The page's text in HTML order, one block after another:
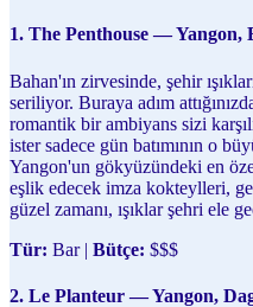
1. The Penthouse — Yangon,
Bahan'ın zirvesinde, şehir
seriliyor. Buraya adım
romantik bir ambiyans sizi
ister sadece gün batımının o
Yangon'un gökyüzündeki en
eşlik edecek imza kokteylleri,
güzel zamanı, ışıklar şehri ele
Tür: Bar | Bütçe: $$$
2. Le Planteur — Yangon,